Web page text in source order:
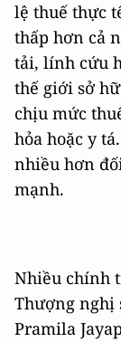
lệ thuế thực
thấp hơn cả
tải, lính cứu
thế giới sở
chịu mức
hỏa hoặc y
nhiều hơn
mạnh.
Nhiều chính
Thượng nghị
Pramila